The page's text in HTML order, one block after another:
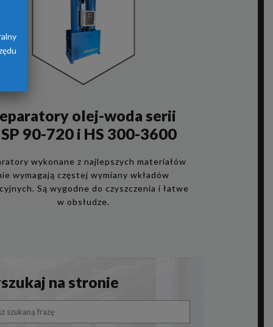
olej-woda serii
90-720 i HS 300-3600
wykonane z najlepszych materiałów
wymagają częstej wymiany wkładów
Są wygodne do czyszczenia i łatwe
w obsłudze.
na stronie